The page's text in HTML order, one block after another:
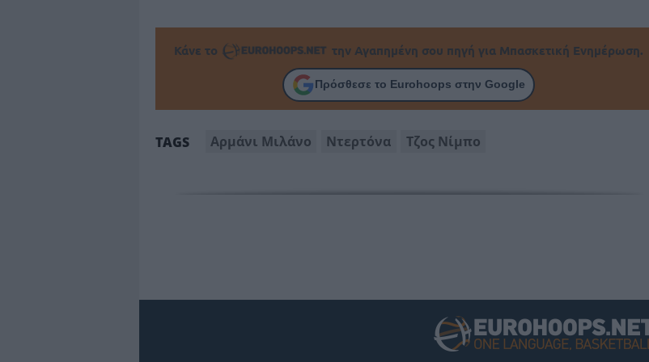
Κάνε το την Αγαπημένη σου πηγή για Μπασκετική Ενημέρωση.
Πρόσθεσε το Eurohoops στην Google
TAGS Αρμάνι Μιλάνο Ντερτόνα Τζος Νίμπο